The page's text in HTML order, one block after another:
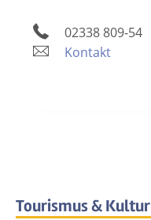
02338 809-54
Kontakt
Tourismus & Kultur